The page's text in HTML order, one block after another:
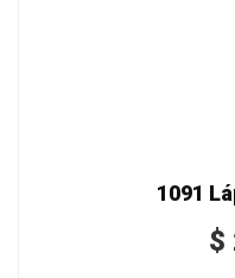
1091
$